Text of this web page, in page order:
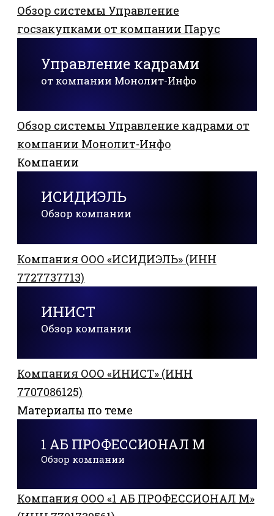
Обзор системы Управление
госзакупками от компании Парус
Управление кадрами
от компании Монолит-Инфо
Обзор системы Управление кадрами от
компании Монолит-Инфо
Компании
ИСИДИЭЛЬ
Обзор компании
Компания ООО «ИСИДИЭЛЬ» (ИНН
7727737713)
ИНИСТ
Обзор компании
Компания ООО «ИНИСТ» (ИНН
7707086125)
Материалы по теме
1 АБ ПРОФЕССИОНАЛ М
Обзор компании
Компания ООО «1 АБ ПРОФЕССИОНАЛ М»